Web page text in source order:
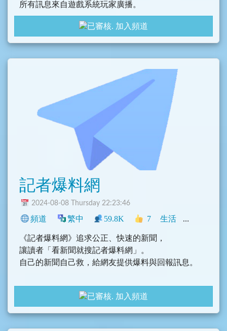
所有訊息來自遊戲系統玩家廣播。
網頁版本：https://pal.tw/ 加入頻道
記者爆料網
2024-08-08 Thursday 22:23:46
頻道 繁中 59.8K 7 生活 新聞
《記者爆料網》追求公正、快速的新聞，
讓讀者「看新聞就搜記者爆料網」。
自己的新聞自己救，給網友提供爆料與回報訊息。
新聞網站：https://new-reporter.com/
Facebook：https://www.facebook.com/new.reporte
r
加入頻道